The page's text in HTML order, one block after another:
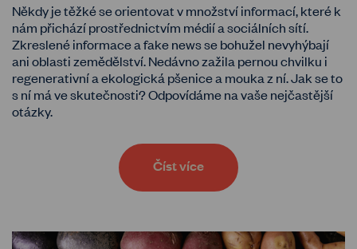
Někdy je těžké se orientovat v množství informací, které k
nám přichází prostřednictvím médií a sociálních sítí.
Zkreslené informace a fake news se bohužel nevyhýbají
ani oblasti zemědělství. Nedávno zažila pernou chvilku i
regenerativní a ekologická pšenice a mouka z ní. Jak se to
s ní má ve skutečnosti? Odpovídáme na vaše nejčastější
otázky.
Číst více